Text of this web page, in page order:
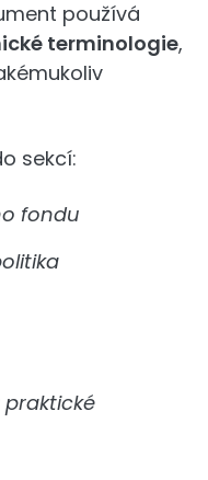
používá
terminologie,
sekcí:
fondu
praktické